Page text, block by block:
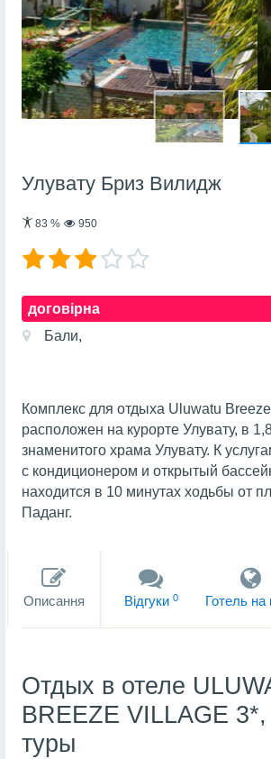
Улувату Бриз Вилидж
83 % 950
договірна
Бали,
Комплекс для отдыха Uluwatu
расположен на курорте Улувату, в
знаменитого храма Улувату. К
с кондиционером и открытый
находится в 10 минутах ходьбы от
Паданг.
Описання Вiдгуки 0 Готель на
Отдых в отеле
BREEZE VILLAGE 3*,
туры